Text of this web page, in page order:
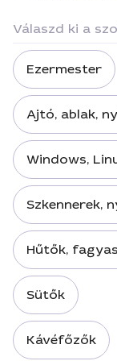
Válaszd ki a
Ezermester
Ajtó, ablak,
Windows,
Szkennerek,
Hűtők,
Sütők
Kávéfőzők